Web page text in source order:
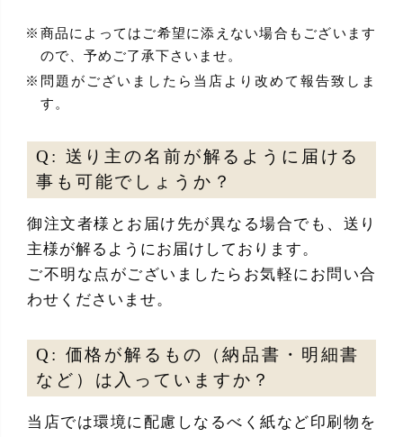
商品によってはご希望に添えない場合もございます
ので、予めご了承下さいませ。
問題がございましたら当店より改めて報告致しま
す。
Q: 送り主の名前が解るように届ける
事も可能でしょうか？
御注文者様とお届け先が異なる場合でも、送り
主様が解るようにお届けしております。
ご不明な点がございましたらお気軽にお問い合
わせくださいませ。
Q: 価格が解るもの（納品書・明細書
など）は入っていますか？
当店では環境に配慮しなるべく紙など印刷物を